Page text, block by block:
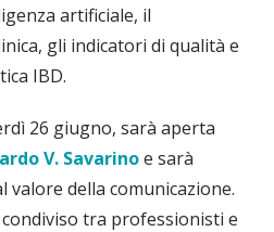
artificiale, il
gli indicatori di qualità e
IBD.
26 giugno, sarà aperta
V. Savarinoe sarà
valore della comunicazione.
tra professionisti e